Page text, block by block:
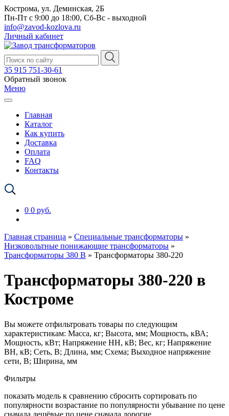
Кострома, ул. Деминская, 2Б
Пн-Пт с 9:00 до 18:00, Сб-Вс - выходной
info@zavod-kozlova.ru
Личный кабинет
35 915 751-30-61
Обратный звонок
Меню
Главная
Каталог
Как купить
Доставка
Оплата
FAQ
Контакты
0 0 руб.
Главная страница » Специальные трансформаторы »
Низковольтные понижающие трансформаторы »
Трансформаторы 380 В » Трансформаторы 380-220
Трансформаторы 380-220 в
Костроме
Вы можете отфильтровать товары по следующим
характеристикам: Масса, кг; Высота, мм; Мощность, кВА;
Мощность, кВт; Напряжение НН, кВ; Вес, кг; Напряжение
ВН, кВ; Сеть, В; Длина, мм; Схема; Выходное напряжение
сети, В; Ширина, мм
Фильтры
показать модель к сравнению сбросить сортировать по
популярности возрастание по популярности убывание по цене
сначала дешёвые по цене сначала дорогие